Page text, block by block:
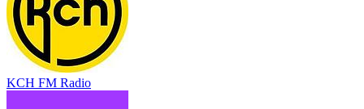
KCH FM Radio